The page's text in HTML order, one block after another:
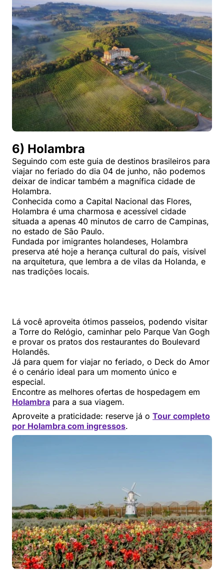
6) Holambra
Seguindo com este guia de destinos brasileiros para
viajar no feriado do dia 04 de junho, não podemos
deixar de indicar também a magnífica cidade de
Holambra.
Conhecida como a Capital Nacional das Flores,
Holambra é uma charmosa e acessível cidade
situada a apenas 40 minutos de carro de Campinas,
no estado de São Paulo.
Fundada por imigrantes holandeses, Holambra
preserva até hoje a herança cultural do país, visível
na arquitetura, que lembra a de vilas da Holanda, e
nas tradições locais.
Lá você aproveita ótimos passeios, podendo visitar
a Torre do Relógio, caminhar pelo Parque Van Gogh
e provar os pratos dos restaurantes do Boulevard
Holandês.
Já para quem for viajar no feriado, o Deck do Amor
é o cenário ideal para um momento único e
especial.
Encontre as melhores ofertas de hospedagem em
Holambra para a sua viagem.
Aproveite a praticidade: reserve já o Tour completo
por Holambra com ingressos.